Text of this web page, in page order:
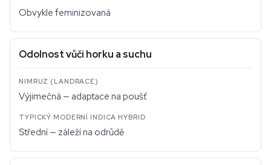
Obvykle feminizovaná
Odolnost vůči horku a suchu
Výjimečná — adaptace na poušť
Střední — záleží na odrůdě